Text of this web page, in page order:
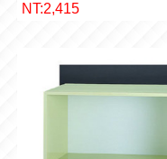
NT:2,415